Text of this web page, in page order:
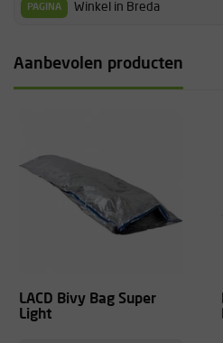
PAGINA Winkel in Breda
Aanbevolen producten
LACD Bivy Bag Super
Light